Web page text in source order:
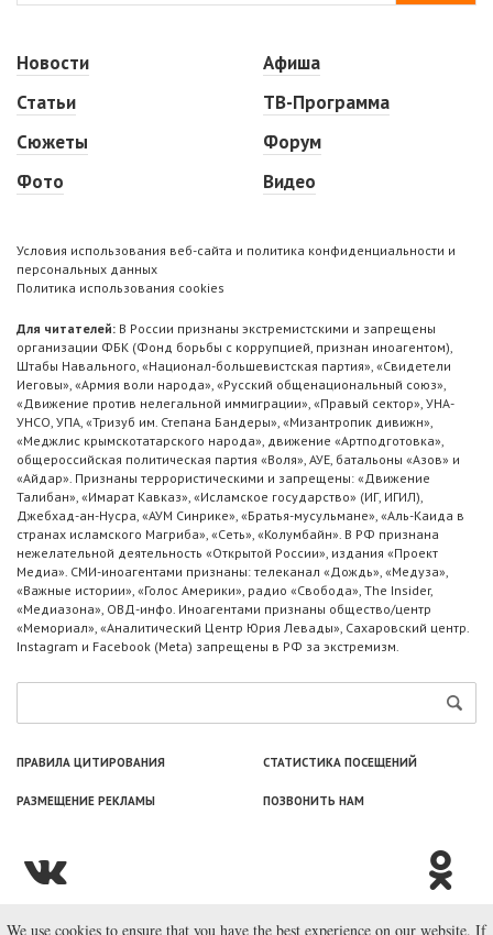
Новости
Статьи
Сюжеты
Фото
Афиша
ТВ-Программа
Форум
Видео
Условия использования веб-сайта и политика конфиденциальности и
персональных данных
Политика использования cookies
Для читателей: В России признаны экстремистскими и запрещены
организации ФБК (Фонд борьбы с коррупцией, признан иноагентом),
Штабы Навального, «Национал-большевистская партия», «Свидетели
Иеговы», «Армия воли народа», «Русский общенациональный союз»,
«Движение против нелегальной иммиграции», «Правый сектор», УНА-
УНСО, УПА, «Тризуб им. Степана Бандеры», «Мизантропик дивижн»,
«Меджлис крымскотатарского народа», движение «Артподготовка»,
общероссийская политическая партия «Воля», АУЕ, батальоны «Азов» и
«Айдар». Признаны террористическими и запрещены: «Движение
Талибан», «Имарат Кавказ», «Исламское государство» (ИГ, ИГИЛ),
Джебхад-ан-Нусра, «АУМ Синрике», «Братья-мусульмане», «Аль-Каида в
странах исламского Магриба», «Сеть», «Колумбайн». В РФ признана
нежелательной деятельность «Открытой России», издания «Проект
Медиа». СМИ-иноагентами признаны: телеканал «Дождь», «Медуза»,
«Важные истории», «Голос Америки», радио «Свобода», The Insider,
«Медиазона», ОВД-инфо. Иноагентами признаны общество/центр
«Мемориал», «Аналитический Центр Юрия Левады», Сахаровский центр.
Instagram и Facebook (Metа) запрещены в РФ за экстремизм.
ПРАВИЛА ЦИТИРОВАНИЯ СТАТИСТИКА ПОСЕЩЕНИЙ
РАЗМЕЩЕНИЕ РЕКЛАМЫ ПОЗВОНИТЬ НАМ
© ООО «Лаборатория Новоcтей», 2003—2026.
We use cookies to ensure that you have the best experience on our website. If